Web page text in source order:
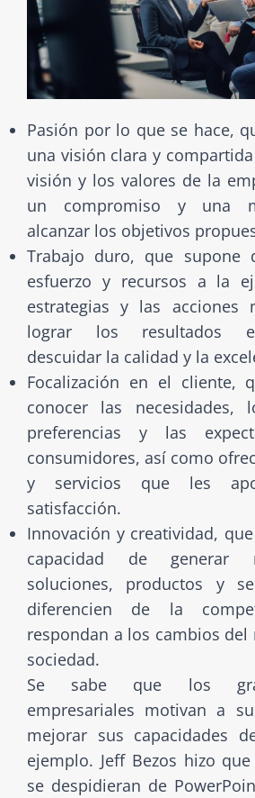
Pasión por lo que se hace,
una visión clara y
visión y los valores de la
un compromiso y una
alcanzar los objetivos
Trabajo duro, que supone
esfuerzo y recursos a la
estrategias y las acciones
lograr los resultados
descuidar la calidad y la
Focalización en el cliente,
conocer las necesidades,
preferencias y las
consumidores, así como
y servicios que les
satisfacción.
Innovación y creatividad,
capacidad de generar
soluciones, productos y
diferencien de la
respondan a los cambios del
sociedad.
Se sabe que los
empresariales motivan a
mejorar sus capacidades
ejemplo. Jeff Bezos hizo
se despidieran de